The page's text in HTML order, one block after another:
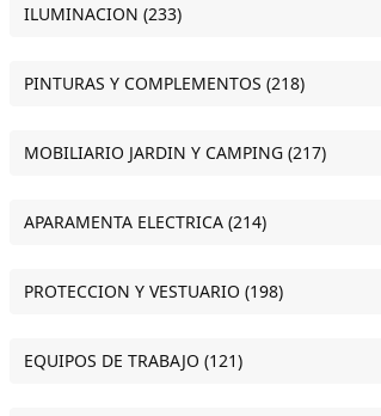
ILUMINACION (233)
PINTURAS Y COMPLEMENTOS (218)
MOBILIARIO JARDIN Y CAMPING (217)
APARAMENTA ELECTRICA (214)
PROTECCION Y VESTUARIO (198)
EQUIPOS DE TRABAJO (121)